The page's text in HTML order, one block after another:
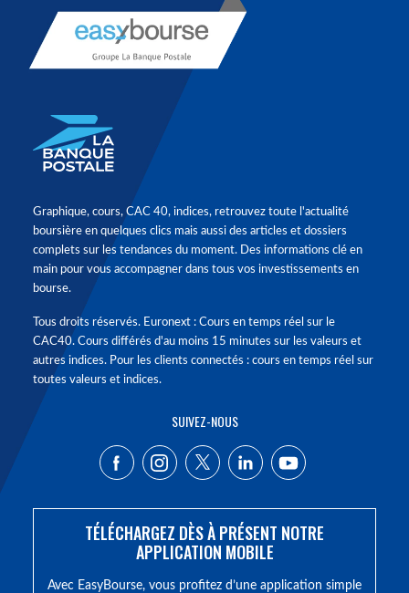
Graphique, cours, CAC 40, indices, retrouvez toute l'actualité
boursière en quelques clics mais aussi des articles et dossiers
complets sur les tendances du moment. Des informations clé en
main pour vous accompagner dans tous vos investissements en
bourse.
Tous droits réservés. Euronext : Cours en temps réel sur le
CAC40. Cours différés d'au moins 15 minutes sur les valeurs et
autres indices. Pour les clients connectés : cours en temps réel sur
toutes valeurs et indices.
SUIVEZ-NOUS
TÉLÉCHARGEZ DÈS À PRÉSENT NOTRE
APPLICATION MOBILE
Avec EasyBourse, vous profitez d’une application simple